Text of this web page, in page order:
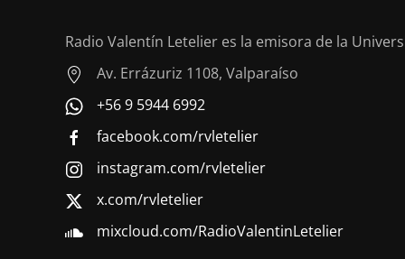
Radio Valentín Letelier es la emisora de la
Av. Errázuriz 1108, Valparaíso
+56 9 5944 6992
facebook.com/rvletelier
instagram.com/rvletelier
x.com/rvletelier
mixcloud.com/RadioValentinLetelier